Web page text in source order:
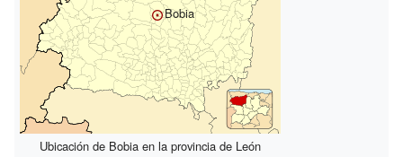
Bobia
Ubicación de Bobia en la provincia de León